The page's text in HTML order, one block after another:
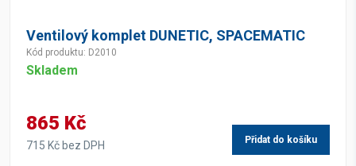
Ventilový komplet DUNETIC, SPACEMATIC
Kód produktu: D2010
Skladem
865 Kč
715 Kč bez DPH Přidat do košíku